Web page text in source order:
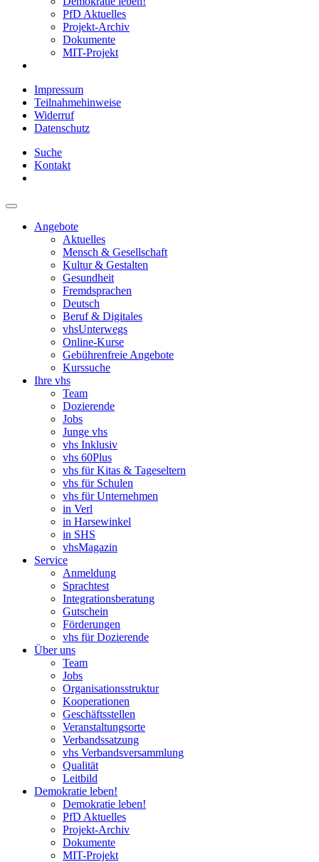
PfD Aktuelles
Projekt-Archiv
Dokumente
MIT-Projekt
Impressum
Teilnahmehinweise
Widerruf
Datenschutz
Suche
Kontakt
Angebote
Aktuelles
Mensch & Gesellschaft
Kultur & Gestalten
Gesundheit
Fremdsprachen
Deutsch
Beruf & Digitales
vhsUnterwegs
Online-Kurse
Gebührenfreie Angebote
Kurssuche
Ihre vhs
Team
Dozierende
Jobs
Junge vhs
vhs Inklusiv
vhs 60Plus
vhs für Kitas & Tageseltern
vhs für Schulen
vhs für Unternehmen
in Verl
in Harsewinkel
in SHS
vhsMagazin
Service
Anmeldung
Sprachtest
Integrationsberatung
Gutschein
Förderungen
vhs für Dozierende
Über uns
Team
Jobs
Organisationsstruktur
Kooperationen
Geschäftsstellen
Veranstaltungsorte
Verbandssatzung
vhs Verbandsversammlung
Qualität
Leitbild
Demokratie leben!
Demokratie leben!
PfD Aktuelles
Projekt-Archiv
Dokumente
MIT-Projekt